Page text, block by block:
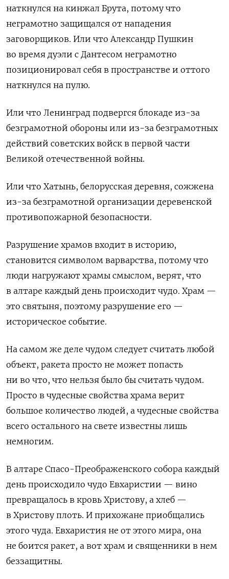
наткнулся на кинжал Брута, потому что
неграмотно защищался от нападения
заговорщиков. Или что Александр Пушкин
во время дуэли с Дантесом неграмотно
позиционировал себя в пространстве и оттого
наткнулся на пулю.
Или что Ленинград подвергся блокаде из-за
безграмотной обороны или из-за безграмотных
действий советских войск в первой части
Великой отечественной войны.
Или что Хатынь, белорусская деревня, сожжена
из-за безграмотной организации деревенской
противопожарной безопасности.
Разрушение храмов входит в историю,
становится символом варварства, потому что
люди нагружают храмы смыслом, верят, что
в алтаре каждый день происходит чудо. Храм —
это святыня, поэтому разрушение его —
историческое событие.
На самом же деле чудом следует считать любой
объект, ракета просто не может попасть
ни во что, что нельзя было бы считать чудом.
Просто в чудесные свойства храма верит
большое количество людей, а чудесные свойства
всего остального на свете известны лишь
немногим.
В алтаре Спасо-Преображенского собора каждый
день происходило чудо Евхаристии — вино
превращалось в кровь Христову, а хлеб —
в Христову плоть. И прихожане приобщались
этого чуда. Евхаристия не от этого мира, она
не боится ракет, а вот храм и священники в нем
беззащитны.